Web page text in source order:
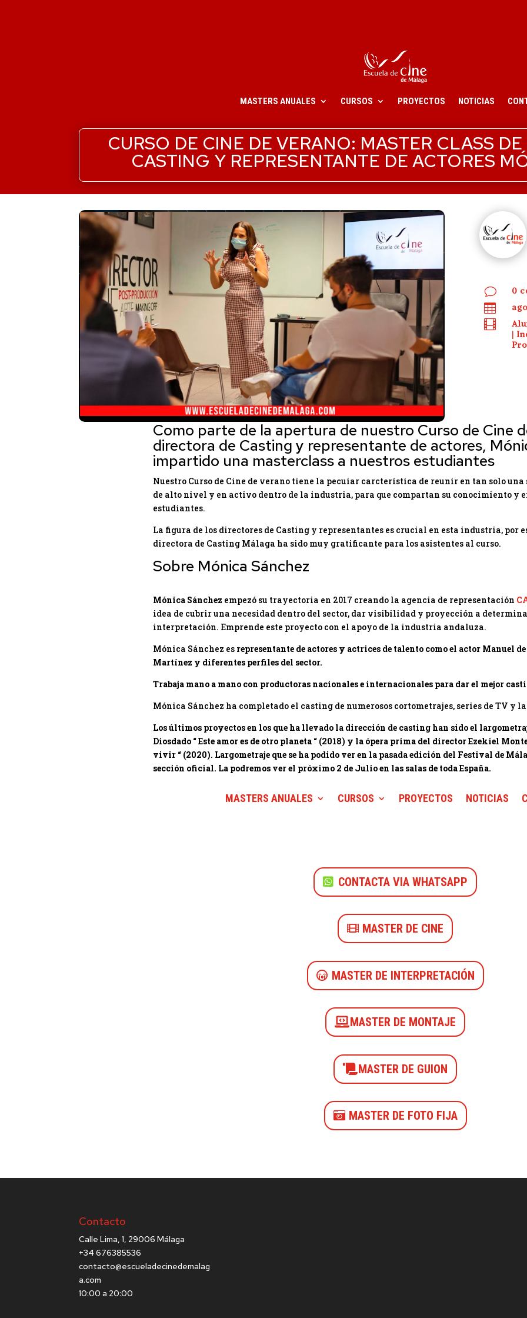
MASTERS ANUALES CURSOS PROYECTOS NOTICIAS
CURSO DE CINE DE VERANO: MASTER CLASS
CASTING Y REPRESENTANTE DE ACTORES
v 0


|
Como parte de la apertura de nuestro Curso de Cine
directora de Casting y representante de actores,
impartido una masterclass a nuestros estudiantes
Nuestro Curso de Cine de verano tiene la pecuiar carcterística de reunir en tan solo
de alto nivel y en activo dentro de la industria, para que compartan su conocimiento y
estudiantes.
La figura de los directores de Casting y representantes es crucial en esta industria, por
directora de Casting Málaga ha sido muy gratificante para los asistentes al curso.
Sobre Mónica Sánchez
Mónica Sánchez empezó su trayectoria en 2017 creando la agencia de representación
idea de cubrir una necesidad dentro del sector, dar visibilidad y proyección a
interpretación. Emprende este proyecto con el apoyo de la industria andaluza.
Mónica Sánchez es representante de actores y actrices de talento como el actor Manuel
Martínez y diferentes perfiles del sector.
Trabaja mano a mano con productoras nacionales e internacionales para dar el mejor
Mónica Sánchez ha completado el casting de numerosos cortometrajes, series de TV y
Los últimos proyectos en los que ha llevado la dirección de casting han sido el
Diosdado “ Este amor es de otro planeta “ (2018) y la ópera prima del director Ezekiel
vivir “ (2020). Largometraje que se ha podido ver en la pasada edición del Festival de
sección oficial. La podremos ver el próximo 2 de Julio en las salas de toda España.
MASTERS ANUALES CURSOS PROYECTOS NOTICIAS
CONTACTA VIA WHATSAPP
MASTER DE CINE
MASTER DE INTERPRETACIÓN
MASTER DE MONTAJE
MASTER DE GUION
MASTER DE FOTO FIJA
Contacto
Calle Lima, 1, 29006 Málaga
+34 676385536
contacto@escueladecinedemalag
a.com
10:00 a 20:00